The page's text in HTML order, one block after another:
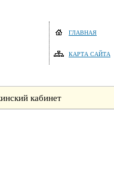
ГЛАВНАЯ
КАРТА САЙТА
кабинет